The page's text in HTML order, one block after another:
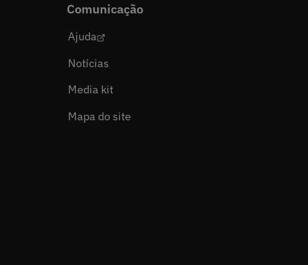
Comunicação
Ajuda
Notícias
Media kit
Mapa do site